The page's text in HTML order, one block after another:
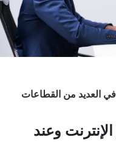
العديد من القطاعات
الإنترنت وعند